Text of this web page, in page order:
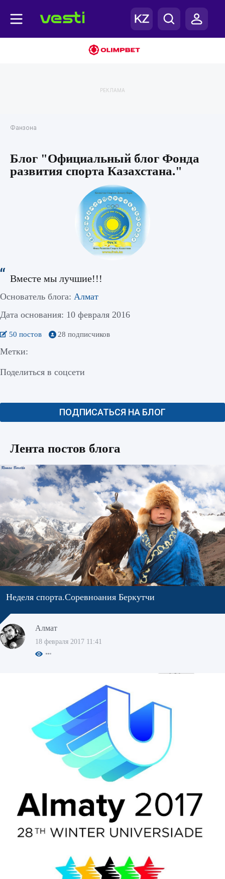
РЕКЛАМА
Фанзона
Блог "Официальный блог Фонда
развития спорта Казахстана."
Вместе мы лучшие!!!
Основатель блога: Алмат
Дата основания: 10 февраля 2016
50 постов 28 подписчиков
Метки:
Поделиться в соцсети
ПОДПИСАТЬСЯ НА БЛОГ
Лента постов блога
Неделя спорта.Соревноания Беркутчи
Алмат
18 февраля 2017 11:41